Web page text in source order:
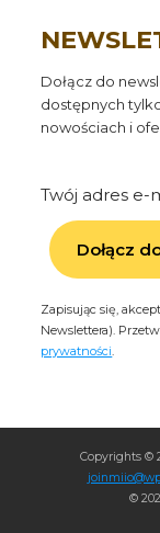
Dołącz do
dostępnych
nowościach i
Twój adres e-
Dołącz
Zapisując się,
Newslettera).
prywatności
Copyrights ©
©